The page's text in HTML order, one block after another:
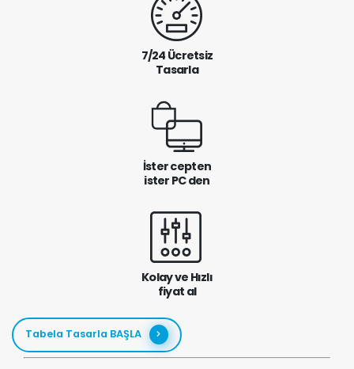
7/24 Ücretsiz
Tasarla
İster cepten
ister PC den
Kolay ve Hızlı
fiyat al
Tabela Tasarla BAŞLA